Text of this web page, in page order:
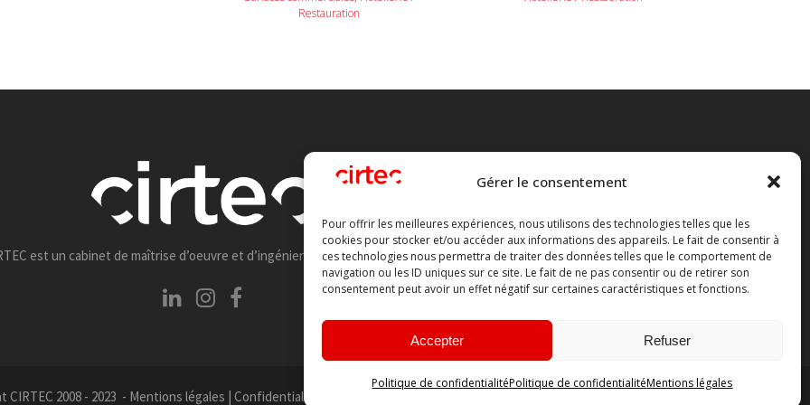
Gérer le consentement
Pour offrir les meilleures expériences, nous utilisons des technologies telles que les
cookies pour stocker et/ou accéder aux informations des appareils. Le fait de consentir à
ces technologies nous permettra de traiter des données telles que le comportement de
navigation ou les ID uniques sur ce site. Le fait de ne pas consentir ou de retirer son
consentement peut avoir un effet négatif sur certaines caractéristiques et fonctions.
Accepter Refuser
Politique de confidentialitéPolitique de confidentialitéMentions légales
Restauration
est un cabinet de maîtrise d’oeuvre et d’ingénierie de la construction.
2008 - 2023 - Mentions légales | Confidentialité